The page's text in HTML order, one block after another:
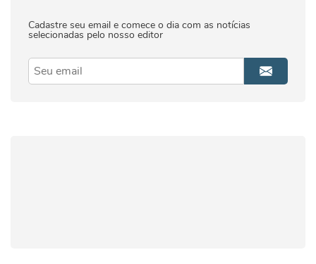
Cadastre seu email e comece o dia com as notícias
selecionadas pelo nosso editor